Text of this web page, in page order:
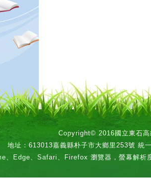
Copyright© 2016國立東石高
地址：613013嘉義縣朴子市大鄉里253號 統
、Edge、Safari、Firefox 瀏覽器，螢幕解